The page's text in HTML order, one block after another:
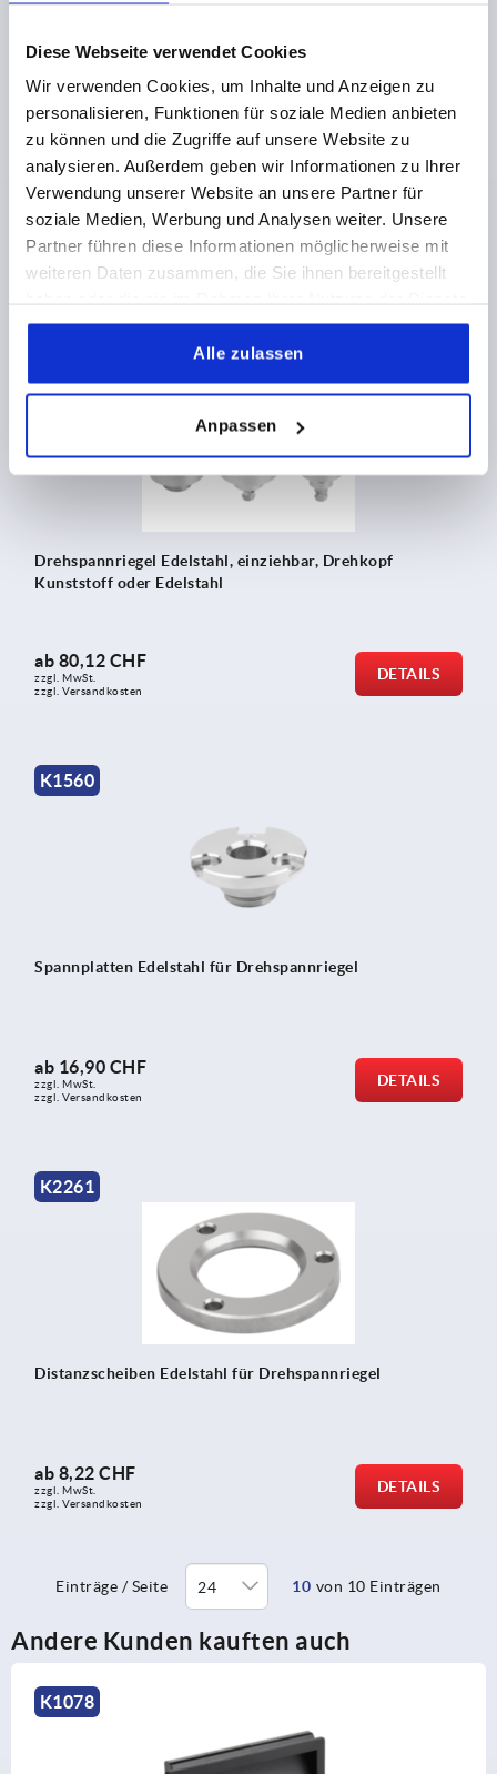
Diese Webseite verwendet Cookies
Wir verwenden Cookies, um Inhalte und Anzeigen zu
personalisieren, Funktionen für soziale Medien anbieten
zu können und die Zugriffe auf unsere Website zu
analysieren. Außerdem geben wir Informationen zu Ihrer
Verwendung unserer Website an unsere Partner für
soziale Medien, Werbung und Analysen weiter. Unsere
Partner führen diese Informationen möglicherweise mit
weiteren Daten zusammen, die Sie ihnen bereitgestellt
gesammelt haben.
Alle zulassen
Anpassen
Drehspannriegel Edelstahl, Drehkopf Kunststoff oder
Edelstahl
ab67,66 CHF
zzgl. MwSt.
DETAILS
Drehspannriegel Edelstahl, einziehbar, Drehkopf
Kunststoff oder Edelstahl
ab 80,12 CHF
zzgl. MwSt.
zzgl. Versandkosten
DETAILS
K1560
Spannplatten Edelstahl für Drehspannriegel
ab 16,90 CHF
zzgl. MwSt.
zzgl. Versandkosten
DETAILS
K2261
Distanzscheiben Edelstahl für Drehspannriegel
ab 8,22 CHF
zzgl. MwSt.
zzgl. Versandkosten
DETAILS
Einträge / Seite 10 von 10 Einträgen
Andere Kunden kauften auch
K1078